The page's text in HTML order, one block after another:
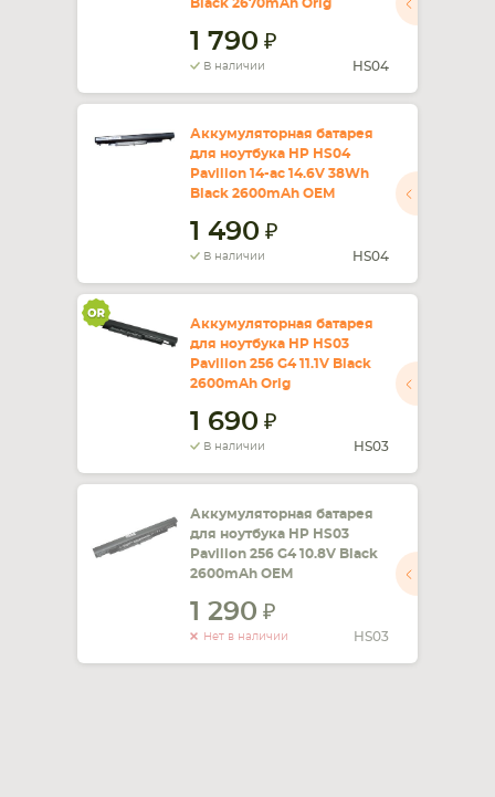
КОМПЛЕКТУЮЩИЕ
Black 2670mAh Orig
1 790
В наличии HS04
Аккумуляторная батарея
для ноутбука HP HS04
Pavilion 14-ac 14.6V 38Wh
Black 2600mAh OEM
1 490
В наличии HS04
Аккумуляторная батарея
для ноутбука HP HS03
Pavilion 256 G4 11.1V Black
2600mAh Orig
1 690
В наличии HS03
Аккумуляторная батарея
для ноутбука HP HS03
Pavilion 256 G4 10.8V Black
2600mAh OEM
1 290
Нет в наличии HS03